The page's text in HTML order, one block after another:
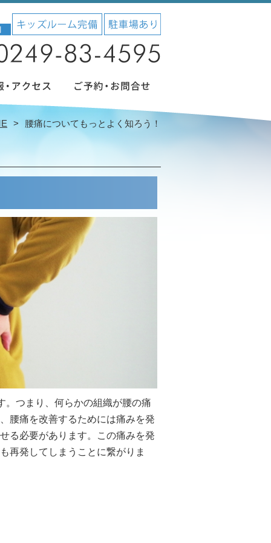
腰痛についてもっとよく知ろう！
。つまり、何らかの組織が腰の痛
腰痛を改善するためには痛みを発
る必要があります。この痛みを発
再発してしまうことに繋がりま